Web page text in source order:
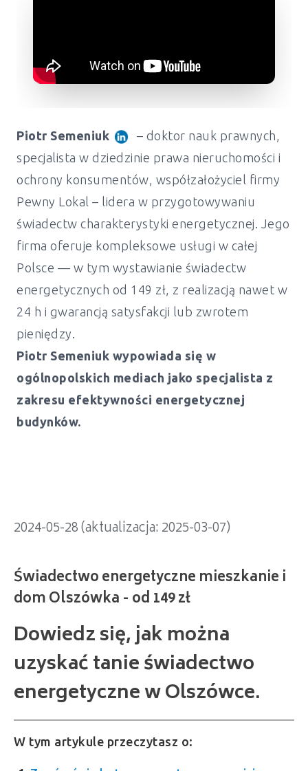
Piotr Semeniuk
– doktor nauk prawnych,
specjalista w dziedzinie prawa nieruchomości i
ochrony konsumentów, współzałożyciel firmy
Pewny Lokal – lidera w przygotowywaniu
świadectw charakterystyki energetycznej. Jego
firma oferuje kompleksowe usługi w całej
Polsce — w tym wystawianie świadectw
energetycznych od 149 zł, z realizacją nawet w
24 h i gwarancją satysfakcji lub zwrotem
pieniędzy.
Piotr Semeniuk wypowiada się w
ogólnopolskich mediach jako specjalista z
zakresu efektywności energetycznej
budynków.
2024-05-28 (aktualizacja: 2025-03-07)
Świadectwo energetyczne mieszkanie i
Dowiedz się, jak można
uzyskać tanie świadectwo
energetyczne w Olszówce.
W tym artykule przeczytasz o: